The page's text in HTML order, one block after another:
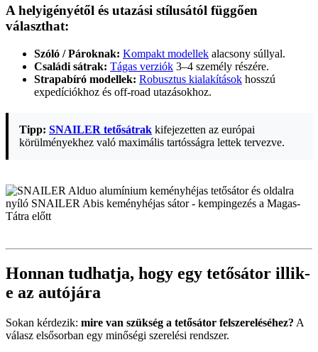
A helyigényétől és utazási stílusától függően
választhat:
Szóló / Pároknak: Kompakt modellek alacsony súllyal.
Családi sátrak: Tágas verziók 3–4 személy részére.
Strapabíró modellek: Robusztus kialakítások hosszú
expedíciókhoz és off-road utazásokhoz.
Tipp: SNAILER tetősátrak kifejezetten az európai
körülményekhez való maximális tartósságra lettek tervezve.
Honnan tudhatja, hogy egy tetősátor illik-
e az autójára
Sokan kérdezik: mire van szükség a tetősátor felszereléséhez? A
válasz elsősorban egy minőségi szerelési rendszer.